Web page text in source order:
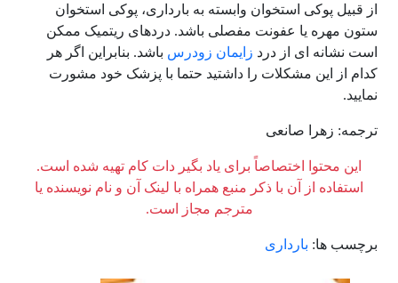
از قبیل پوکی استخوان وابسته به بارداری، پوکی استخوان
ستون مهره یا عفونت مفصلی باشد. دردهای ریتمیک ممکن
است نشانه ای از درد زایمان زودرس باشد. بنابراین اگر هر
کدام از این مشکلات را داشتید حتما با پزشک خود مشورت
نمایید.
ترجمه: زهرا صانعی
این محتوا اختصاصاً برای یاد بگیر دات کام تهیه شده است.
استفاده از آن با ذکر منبع همراه با لینک آن و نام نویسنده یا
مترجم مجاز است.
برچسب ها: بارداری